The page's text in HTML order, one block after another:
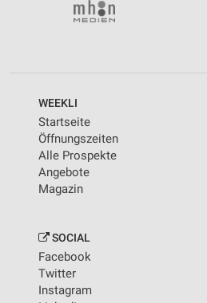
WEEKLI
Startseite
Öffnungszeiten
Alle Prospekte
Angebote
Magazin
SOCIAL
Facebook
Twitter
Instagram